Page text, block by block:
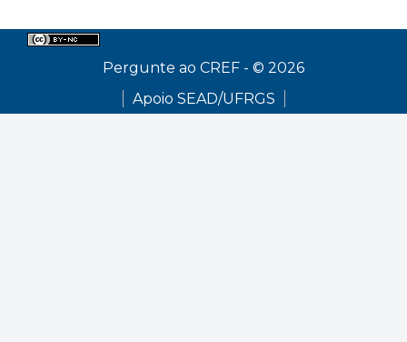
Pergunte ao CREF - © 2026
Apoio SEAD/UFRGS